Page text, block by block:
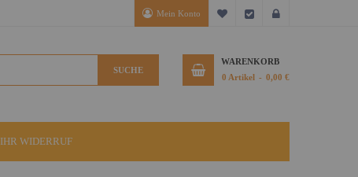
Mein Konto Mein Wunschzettel
Kasse
SUCHE
WARENKORB
0 Artikel 0,00 €
IHR WIDERRUF